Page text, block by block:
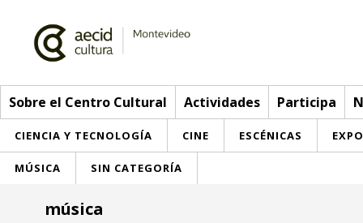
Sobre el Centro Cultural Actividades Participa
CIENCIA Y TECNOLOGÍA CINE ESCÉNICAS
MÚSICA SIN CATEGORÍA
Sobre el Centro Cultural
música